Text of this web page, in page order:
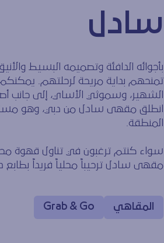
سادل
بأجوائه الدافئة وتصميمه البسيط
تمنحهم بداية مريحة لرحلتهم.
الشهير، وسموثي الأساي، إلى جانب
انطلق مقهى سادل من دبي، وهو
المنطقة.
سواء كنتم ترغبون في تناول قهوة
مقهى سادل ترحيباً محلياً فريداً بطابع
المقاهي Grab & Go